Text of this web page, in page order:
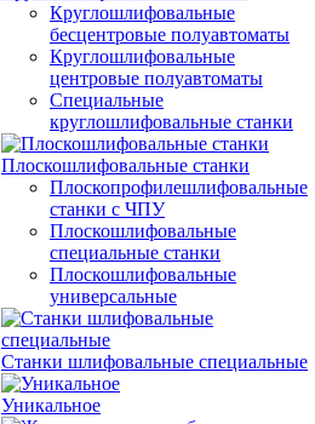
Круглошлифовальные
бесцентровые полуавтоматы
Круглошлифовальные
центровые полуавтоматы
Специальные
круглошлифовальные станки
Плоскошлифовальные станки
Плоскопрофилешлифовальные
станки с ЧПУ
Плоскошлифовальные
специальные станки
Плоскошлифовальные
универсальные
Станки шлифовальные специальные
Уникальное